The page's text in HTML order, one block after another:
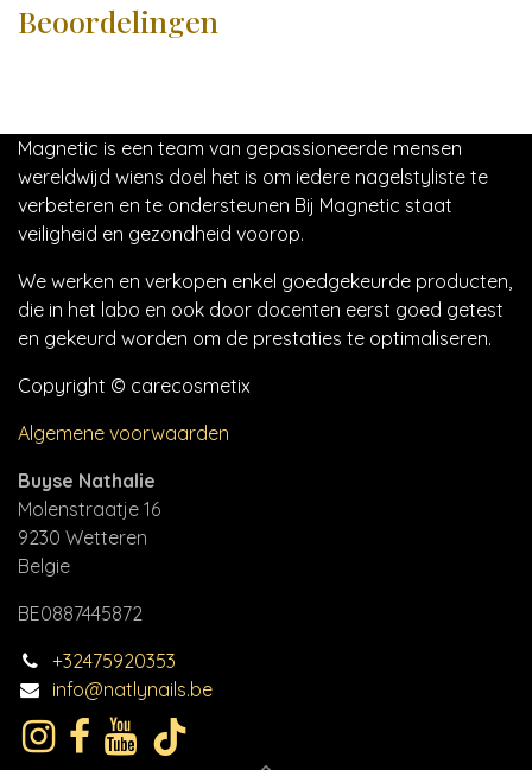
Beoordelingen
Magnetic is een team van gepassioneerde mensen
wereldwijd wiens doel het is om iedere nagelstyliste te
verbeteren en te ondersteunen Bij Magnetic staat
veiligheid en gezondheid voorop.
We werken en verkopen enkel goedgekeurde producten,
die in het labo en ook door docenten eerst goed getest
en gekeurd worden om de prestaties te optimaliseren.
Copyright © carecosmetix
Algemene voorwaarden
Buyse Nathalie
Molenstraatje 16
9230 Wetteren
Belgie
BE0887445872
+32475920353
info@natlynails.be